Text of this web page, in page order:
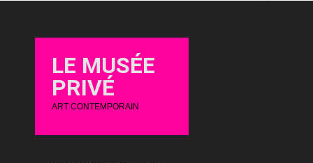
LE MUSÉE
PRIVÉ
ART CONTEMPORAIN